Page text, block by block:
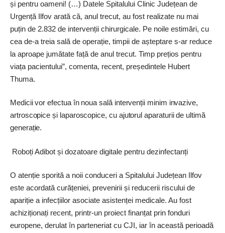
și pentru oameni! (…) Datele Spitalului Clinic Județean de
Urgență Ilfov arată că, anul trecut, au fost realizate nu mai
puțin de 2.832 de intervenții chirurgicale. Pe noile estimări, cu
cea de-a treia sală de operație, timpii de așteptare s-ar reduce
la aproape jumătate față de anul trecut. Timp prețios pentru
viața pacientului”, comenta, recent, președintele Hubert
Thuma.
Medicii vor efectua în noua sală intervenții minim invazive,
artroscopice și laparoscopice, cu ajutorul aparaturii de ultimă
generație.
Roboți Adibot și dozatoare digitale pentru dezinfectanți
O atenție sporită a noii conduceri a Spitalului Județean Ilfov
este acordată curățeniei, prevenirii și reducerii riscului de
apariție a infecțiilor asociate asistenței medicale. Au fost
achiziționați recent, printr-un proiect finanțat prin fonduri
europene, derulat în parteneriat cu CJI, iar în această perioadă